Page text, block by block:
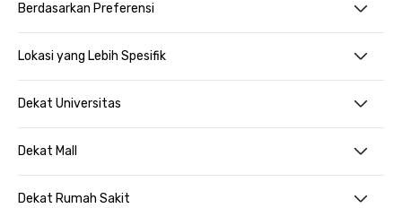
Berdasarkan Preferensi
Lokasi yang Lebih Spesifik
Dekat Universitas
Dekat Mall
Dekat Rumah Sakit